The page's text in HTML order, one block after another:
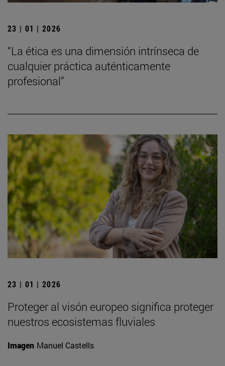
23 | 01 | 2026
“La ética es una dimensión intrínseca de
cualquier práctica auténticamente
profesional”
23 | 01 | 2026
Proteger al visón europeo significa proteger
nuestros ecosistemas fluviales
Imagen Manuel Castells